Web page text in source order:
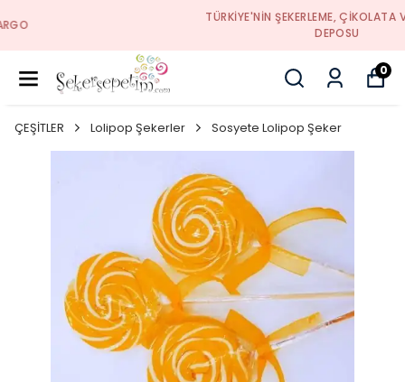
TÜRKIYE'NIN ŞEKERLEME, ÇIKOLATA VE HEDIYELIK
0
ÇEŞİTLER Lolipop Şekerler Sosyete Lolipop Şeker